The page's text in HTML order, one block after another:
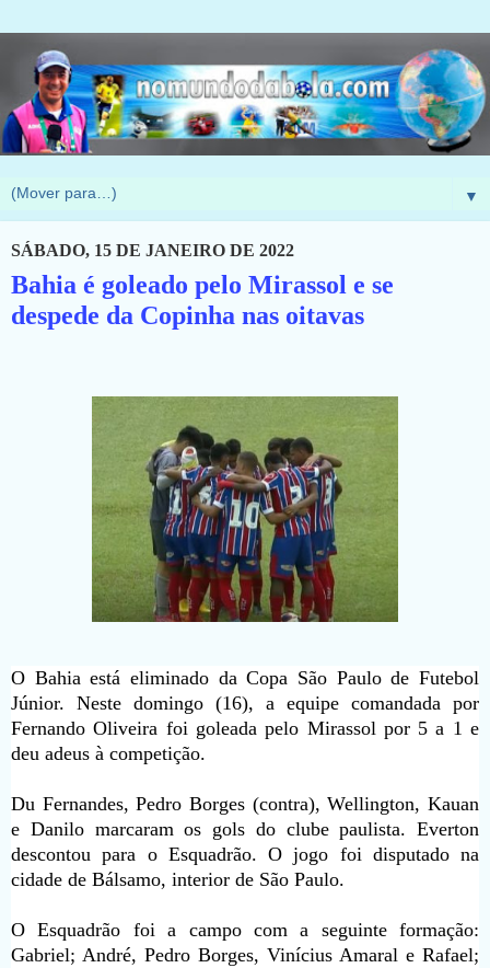
▼
SÁBADO, 15 DE JANEIRO DE 2022
Bahia é goleado pelo Mirassol e se
despede da Copinha nas oitavas
O Bahia está eliminado da Copa São Paulo de Futebol
Júnior. Neste domingo (16), a equipe comandada por
Fernando Oliveira foi goleada pelo Mirassol por 5 a 1 e
deu adeus à competição.
Du Fernandes, Pedro Borges (contra), Wellington, Kauan
e Danilo marcaram os gols do clube paulista. Everton
descontou para o Esquadrão. O jogo foi disputado na
cidade de Bálsamo, interior de São Paulo.
O Esquadrão foi a campo com a seguinte formação:
Gabriel; André, Pedro Borges, Vinícius Amaral e Rafael;